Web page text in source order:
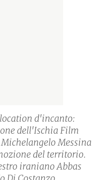
d'incanto:
dell'Ischia Film
Messina
del territorio.
iraniano Abbas